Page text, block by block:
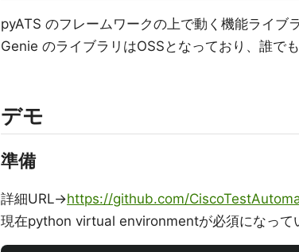
pyATS のフレームワークの上で動く機能ライブ
Genie のライブラリはOSSとなっており、誰で
デモ
準備
詳細URL→https://github.com/
現在python virtual environmentが必須になって